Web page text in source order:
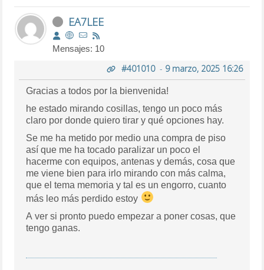
EA7LEE
Mensajes: 10
#401010- 9 marzo, 2025 16:26
Gracias a todos por la bienvenida!
he estado mirando cosillas, tengo un poco más
claro por donde quiero tirar y qué opciones hay.
Se me ha metido por medio una compra de piso
así que me ha tocado paralizar un poco el
hacerme con equipos, antenas y demás, cosa que
me viene bien para irlo mirando con más calma,
que el tema memoria y tal es un engorro, cuanto
más leo más perdido estoy
A ver si pronto puedo empezar a poner cosas, que
tengo ganas.